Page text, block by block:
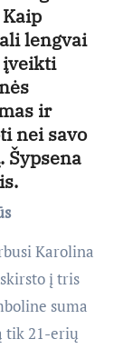
lengvai
įveikti
ir
nei savo
Šypsena
Karolina
į tris
suma
tik 21-erių